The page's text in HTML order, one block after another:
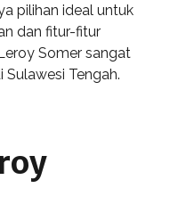
pilihan ideal untuk
dan fitur-fitur
Somer sangat
Tengah.